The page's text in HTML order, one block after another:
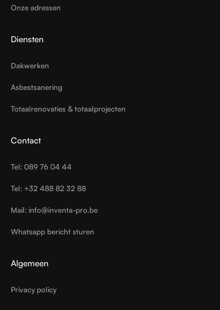
Onze adressen
Diensten
Dakwerken
Asbestsanering
Totaalrenovaties & totaalprojecten
Contact
Tel: 089 76 04 44
Tel: +32 488 82 32 88
Mail: info@inventa-pro.be
Whatsapp bericht sturen
Algemeen
Privacy policy